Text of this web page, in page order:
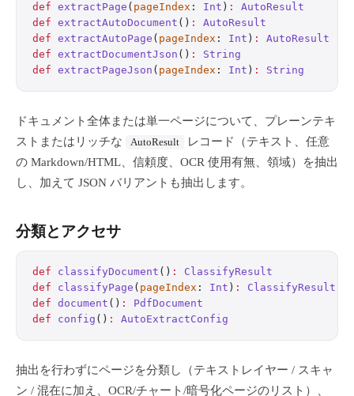
def extractPage ( pageIndex : Int ) :
AutoResult
def extractAutoDocument () :
AutoResult
def extractAutoPage ( pageIndex : Int ) :
AutoResult
def extractDocumentJson () :
String
def extractPageJson ( pageIndex : Int ) : String
ドキュメント全体または単一ページについて、プレーンテキ
ストまたはリッチな
AutoResult
レコード（テキスト、任意
の Markdown/HTML、信頼度、OCR 使用有無、領域）を抽出
し、加えて JSON バリアントも抽出します。
分類とアクセサ
def classifyDocument () :
ClassifyResult
def classifyPage ( pageIndex : Int ) :
ClassifyResult
def document () :
PdfDocument
def config () : AutoExtractConfig
抽出を行わずにページを分類し（テキストレイヤー / スキャ
ン / 混在に加え、OCR/チャート/暗号化ページのリスト）、